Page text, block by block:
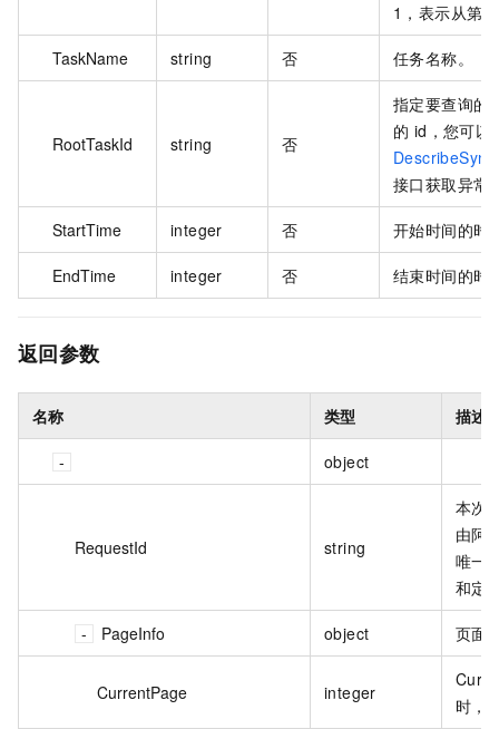
1，表示从第
TaskName string 否 任务名称。
RootTaskId string 否
指定要查询的
的 id，您可以
接口获取异常
StartTime integer 否 开始时间的时
EndTime integer 否 结束时间的时
返回参数
名称 类型 描述
object
RequestId string
本次
由阿
唯一
和定
PageInfo object 页面
CurrentPage integer
时，